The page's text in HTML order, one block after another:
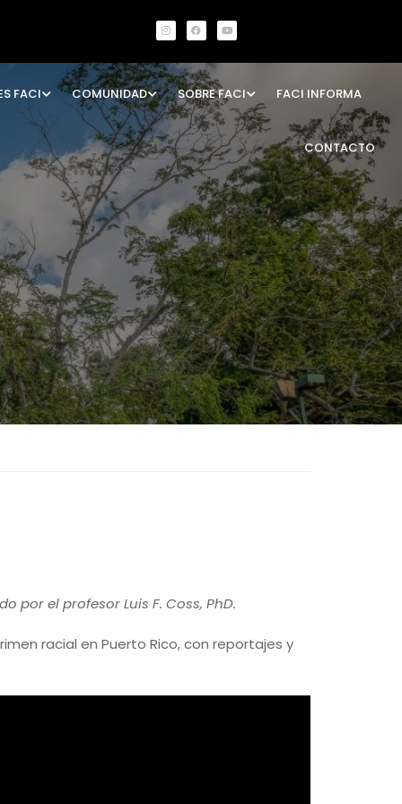
FACI COMUNIDAD SOBRE FACI FACI INFORMA
CONTACTO
por el profesor Luis F. Coss, PhD.
racial en Puerto Rico, con reportajes y